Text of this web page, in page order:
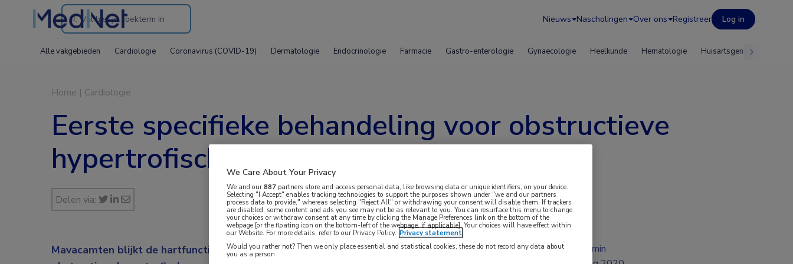
Search
the
Nieuws Nascholingen Over ons Registreer Log in
Alle vakgebieden Cardiologie Coronavirus (COVID-19) Dermatologie Endocrinologie Farmacie Gastro-enterologie Gynaecologie Heelkunde Hematologie Huisartsgeneeskunde
Home | Cardiologie
Eerste specifieke behandeling voor obstructieve
hypertrofische cardiomyopathie
Delen via:
Mavacamten blijkt de hartfunctie, klachten en kwaliteit van leven van patiënten met
2 min
We Care About Your Privacy
We and our887 partners store and access personal data, like browsing data or unique identifiers, on your device.
Selecting "I Accept" enables tracking technologies to support the purposes shown under "we and our partners
process data to provide," whereas selecting "Reject All" or withdrawing your consent will disable them. If trackers
are disabled, some content and ads you see may not be as relevant to you. You can resurface this menu to change
your choices or withdraw consent at any time by clicking the Manage Preferences link on the bottom of the
webpage [or the floating icon on the bottom-left of the webpage, if applicable]. Your choices will have effect within
our Website. For more details, refer to our Privacy Policy. Privacy statement
Would you rather not? Then we only place essential and statistical cookies, these do not record any data about
you as a person